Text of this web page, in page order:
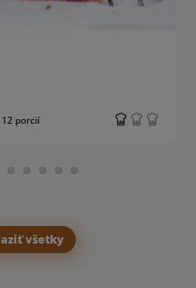
12 porcií
všetky